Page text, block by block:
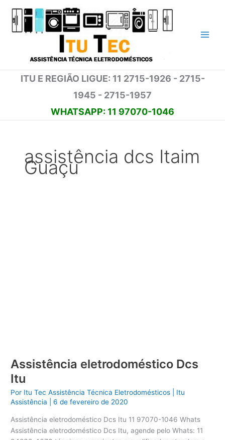
para
ITU E REGIÃO LIGUE: 11 2715-1926 - 2715-
1945 - 2715-1957
WHATSAPP: 11 97070-1046
assistência dcs Itaim
Guaçu
Assistência eletrodoméstico Dcs
Itu
Por Itu Tec Assistência Técnica Eletrodomésticos
Itu
Assistência |6 de fevereiro de 2020
Assistência eletrodoméstico Dcs Itu 11 97070-1046 Whats
Assistência eletrodoméstico Dcs Itu, agende pelo Whats: 11